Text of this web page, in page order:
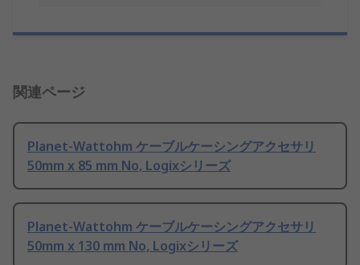
関連ページ
Planet-Wattohm ケーブルケーシングアクセサリ
50mm x 85 mm No, Logixシリーズ
Planet-Wattohm ケーブルケーシングアクセサリ
50mm x 130 mm No, Logixシリーズ